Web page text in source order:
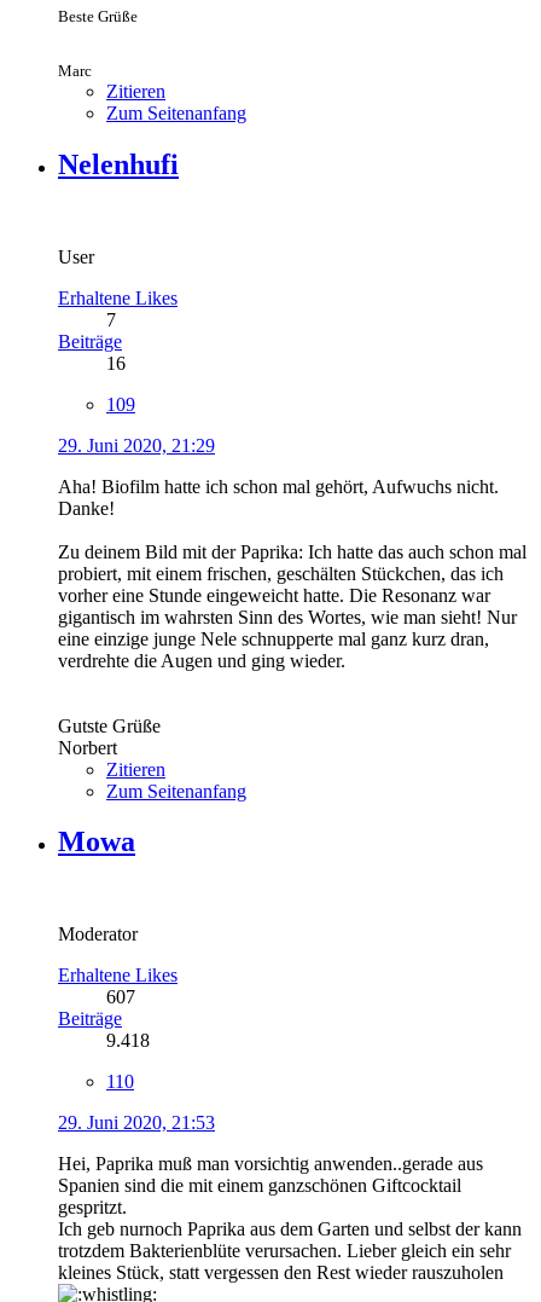
Beste Grüße
Marc
Zitieren
Zum Seitenanfang
Nelenhufi
User
Erhaltene Likes
7
Beiträge
16
109
29. Juni 2020, 21:29
Aha! Biofilm hatte ich schon mal gehört, Aufwuchs nicht.
Danke!
Zu deinem Bild mit der Paprika: Ich hatte das auch schon mal
probiert, mit einem frischen, geschälten Stückchen, das ich
vorher eine Stunde eingeweicht hatte. Die Resonanz war
gigantisch im wahrsten Sinn des Wortes, wie man sieht! Nur
eine einzige junge Nele schnupperte mal ganz kurz dran,
verdrehte die Augen und ging wieder.
Gutste Grüße
Norbert
Zitieren
Zum Seitenanfang
Mowa
Moderator
Erhaltene Likes
607
Beiträge
9.418
110
29. Juni 2020, 21:53
Hei, Paprika muß man vorsichtig anwenden..gerade aus
Spanien sind die mit einem ganzschönen Giftcocktail
gespritzt.
Ich geb nurnoch Paprika aus dem Garten und selbst der kann
trotzdem Bakterienblüte verursachen. Lieber gleich ein sehr
kleines Stück, statt vergessen den Rest wieder rauszuholen